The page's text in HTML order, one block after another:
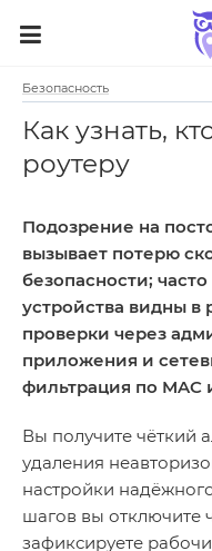
Безопасность
Как узнать,
роутеру
Подозрение на
вызывает потерю
безопасности;
устройства видны
проверки через
приложения и
фильтрация по MAC
Вы получите чёткий
удаления
настройки
шагов вы отключите
зафиксируете